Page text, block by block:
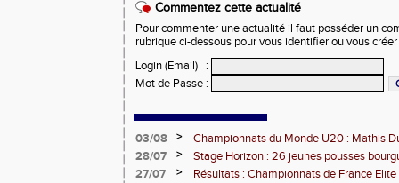
Commentez cette actualité
Pour commenter une actualité il faut posséder un
rubrique ci-dessous pour vous identifier ou vous
Login (Email)
:
Mot de Passe :
03/08 >
Championnats du Monde U20 : Mathis
3000m steeple
28/07 >
Stage Horizon : 26 jeunes pousses
comtoises retenues
27/07 >
Résultats : Championnats de France